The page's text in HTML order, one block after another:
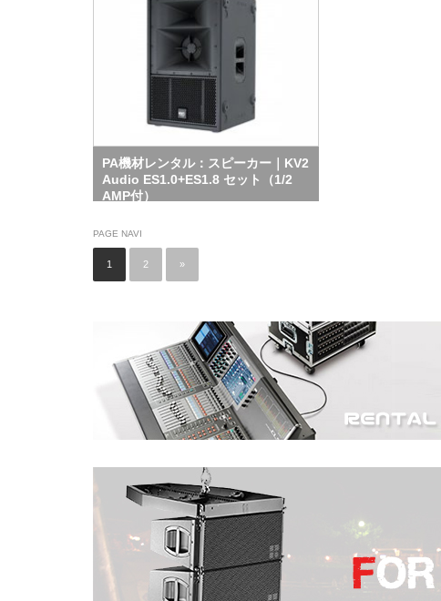
PA機材レンタル：スピーカー｜KV2
Audio ES1.0+ES1.8 セット（1/2
AMP付）
PAGE NAVI
1 2 »